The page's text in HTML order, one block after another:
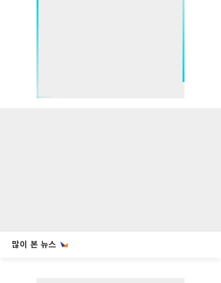
많이 본 뉴스